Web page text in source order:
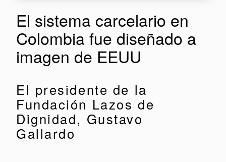
El sistema carcelario en
Colombia fue diseñado a
imagen de EEUU
El presidente de la
Fundación Lazos de
Dignidad, Gustavo
Gallardo